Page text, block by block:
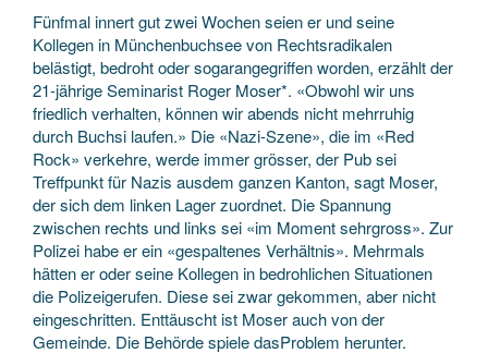
Fünfmal innert gut zwei Wochen seien er und seine
Kollegen in Münchenbuchsee von Rechtsradikalen
belästigt, bedroht oder sogarangegriffen worden, erzählt der
21-jährige Seminarist Roger Moser*. «Obwohl wir uns
friedlich verhalten, können wir abends nicht mehrruhig
durch Buchsi laufen.» Die «Nazi-Szene», die im «Red
Rock» verkehre, werde immer grösser, der Pub sei
Treffpunkt für Nazis ausdem ganzen Kanton, sagt Moser,
der sich dem linken Lager zuordnet. Die Spannung
zwischen rechts und links sei «im Moment sehrgross». Zur
Polizei habe er ein «gespaltenes Verhältnis». Mehrmals
hätten er oder seine Kollegen in bedrohlichen Situationen
die Polizeigerufen. Diese sei zwar gekommen, aber nicht
eingeschritten. Enttäuscht ist Moser auch von der
Gemeinde. Die Behörde spiele dasProblem herunter.